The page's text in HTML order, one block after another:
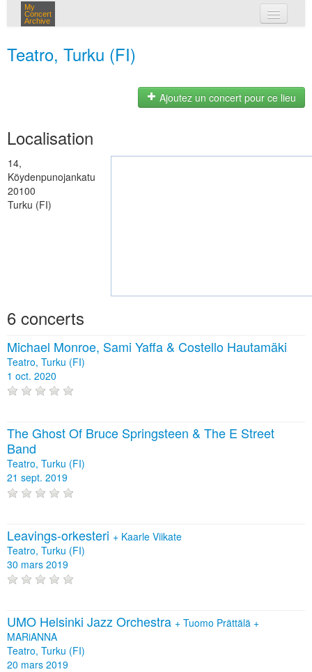
My
Concert
Archive
Teatro, Turku (FI)
Ajoutez un concert pour ce lieu
Localisation
14,
Köydenpunojankatu
20100
Turku (FI)
6 concerts
Michael Monroe, Sami Yaffa & Costello Hautamäki
Teatro, Turku (FI)
1 oct. 2020
The Ghost Of Bruce Springsteen & The E Street
Band
Teatro, Turku (FI)
21 sept. 2019
Leavings-orkesteri + Kaarle Viikate
Teatro, Turku (FI)
30 mars 2019
UMO Helsinki Jazz Orchestra + Tuomo Prättälä +
MARiANNA
Teatro, Turku (FI)
20 mars 2019